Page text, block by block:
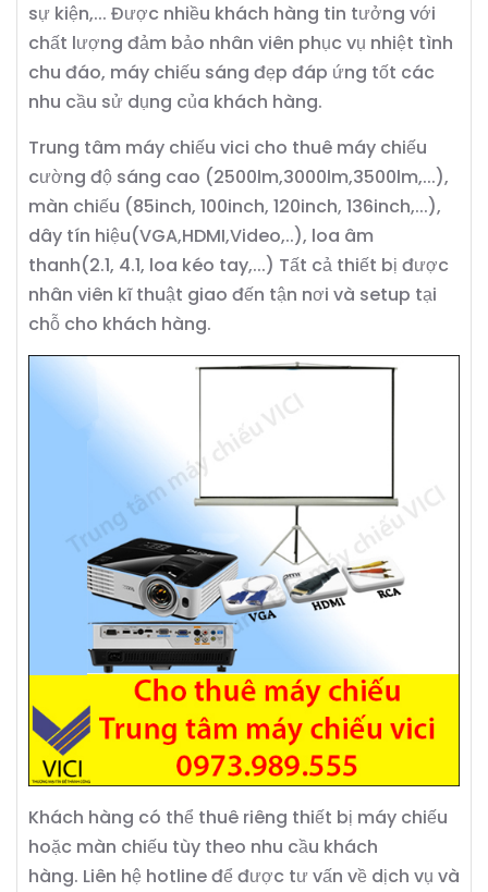
sự kiện,... Được nhiều khách hàng tin tưởng với
chất lượng đảm bảo nhân viên phục vụ nhiệt tình
chu đáo, máy chiếu sáng đẹp đáp ứng tốt các
nhu cầu sử dụng của khách hàng.
Trung tâm máy chiếu vici cho thuê máy chiếu
cường độ sáng cao (2500lm,3000lm,3500lm,...),
màn chiếu (85inch, 100inch, 120inch, 136inch,...),
dây tín hiệu(VGA,HDMI,Video,..), loa âm
thanh(2.1, 4.1, loa kéo tay,...) Tất cả thiết bị được
nhân viên kĩ thuật giao đến tận nơi và setup tại
chỗ cho khách hàng.
Khách hàng có thể thuê riêng thiết bị máy chiếu
hoặc màn chiếu tùy theo nhu cầu khách
hàng. Liên hệ hotline để được tư vấn về dịch vụ và